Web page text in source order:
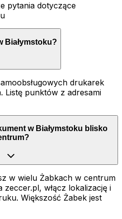
pytania dotyczące
Białymstoku?
drukarek
Listę punktów z adresami
w Białymstoku blisko
w wielu Żabkach w centrum
zeccer.pl, włącz lokalizację i
Większość Żabek jest